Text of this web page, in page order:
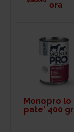
ora
Monopro
pate' 400